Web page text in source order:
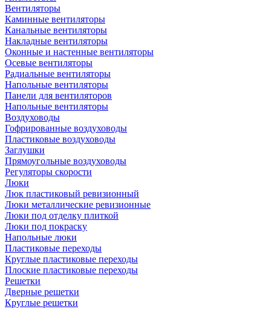
Вентиляторы
Каминные вентиляторы
Канальные вентиляторы
Накладные вентиляторы
Оконные и настенные вентиляторы
Осевые вентиляторы
Радиальные вентиляторы
Напольные вентиляторы
Панели для вентиляторов
Напольные вентиляторы
Воздуховоды
Гофрированные воздуховоды
Пластиковые воздуховоды
Заглушки
Прямоугольные воздуховоды
Регуляторы скорости
Люки
Люк пластиковый ревизионный
Люки металлические ревизионные
Люки под отделку плиткой
Люки под покраску
Напольные люки
Пластиковые переходы
Круглые пластиковые переходы
Плоские пластиковые переходы
Решетки
Дверные решетки
Круглые решетки